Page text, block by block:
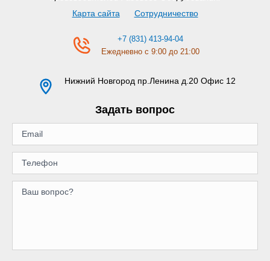
Карта сайта
Сотрудничество
+7 (831) 413-94-04
Ежедневно с 9:00 до 21:00
Нижний Новгород пр.Ленина д.20 Офис 12
Задать вопрос